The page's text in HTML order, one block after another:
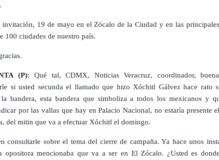
invitación, 19 de mayo en el Zócalo de la Ciudad y en las
100 ciudades de nuestro país.
(P): Qué tal, CDMX, Noticias Veracruz, coordinador,
si usted secunda el llamado que hizo Xóchitl Gálvez hace rato
bandera, esta bandera que simboliza a todos los mexicanos y
por las vallas que hay en Palacio Nacional, no estaría presente
del mitin que va a efectuar Xóchitl el domingo.
consultarle sobre el tema del cierre de campaña. Ya hace unos
opositora mencionaba que va a ser en El Zócalo. ¿Usted es